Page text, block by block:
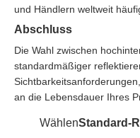
und Händlern weltweit
Abschluss
Die Wahl zwischen
standardmäßiger
an die Lebensdauer Ihres
WählenStandard-